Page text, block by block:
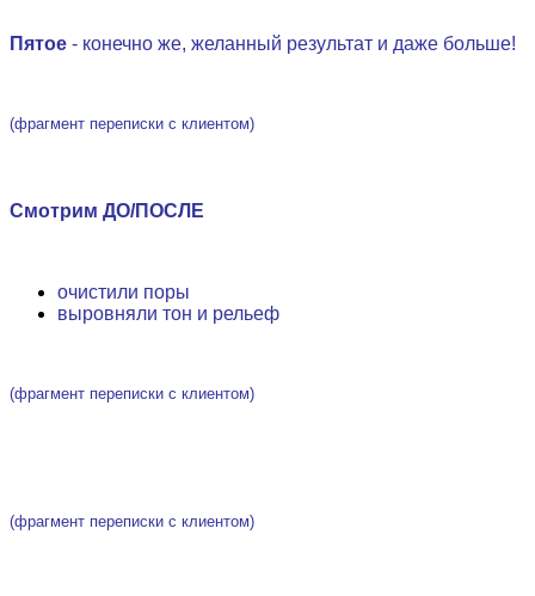
Пятое - конечно же, желанный результат и даже больше!
(фрагмент переписки с клиентом)
Смотрим ДО/ПОСЛЕ
очистили поры
выровняли тон и рельеф
(фрагмент переписки с клиентом)
(фрагмент переписки с клиентом)